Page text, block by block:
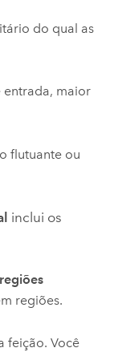
do qual as
entrada, maior
flutuante ou
inclui os
regiões.
feição.Você